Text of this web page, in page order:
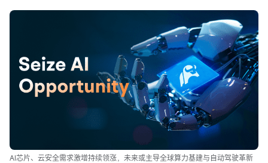
AI芯片、云安全需求激增持续领涨，未来或主导全球算力基建与自动驾驶革新